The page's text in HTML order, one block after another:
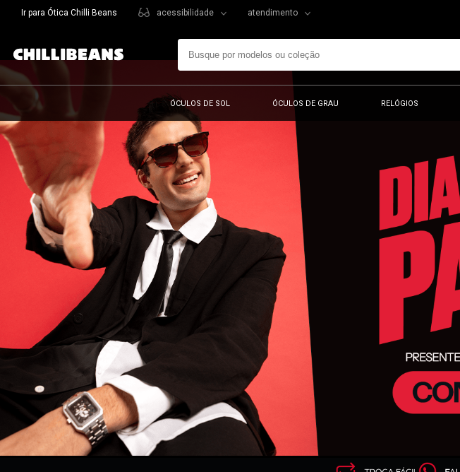
Ir para Ótica Chilli Beans acessibilidade atendimento
ÓCULOS DE SOL ÓCULOS DE GRAU RELÓGIOS